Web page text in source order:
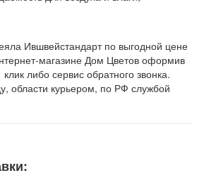
Ившвейстандарт по выгодной цене
магазине Дом Цветов оформив
клик либо сервис обратного звонка.
области курьером, по РФ службой